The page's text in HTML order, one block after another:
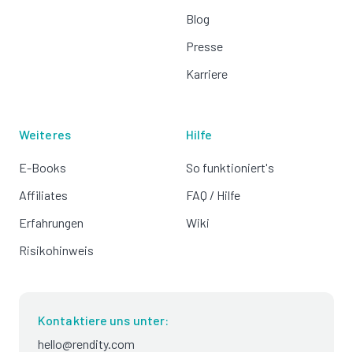
Blog
Presse
Karriere
Weiteres
E-Books
Affiliates
Erfahrungen
Risikohinweis
Hilfe
So funktioniert's
FAQ / Hilfe
Wiki
Kontaktiere uns unter:
hello@rendity.com